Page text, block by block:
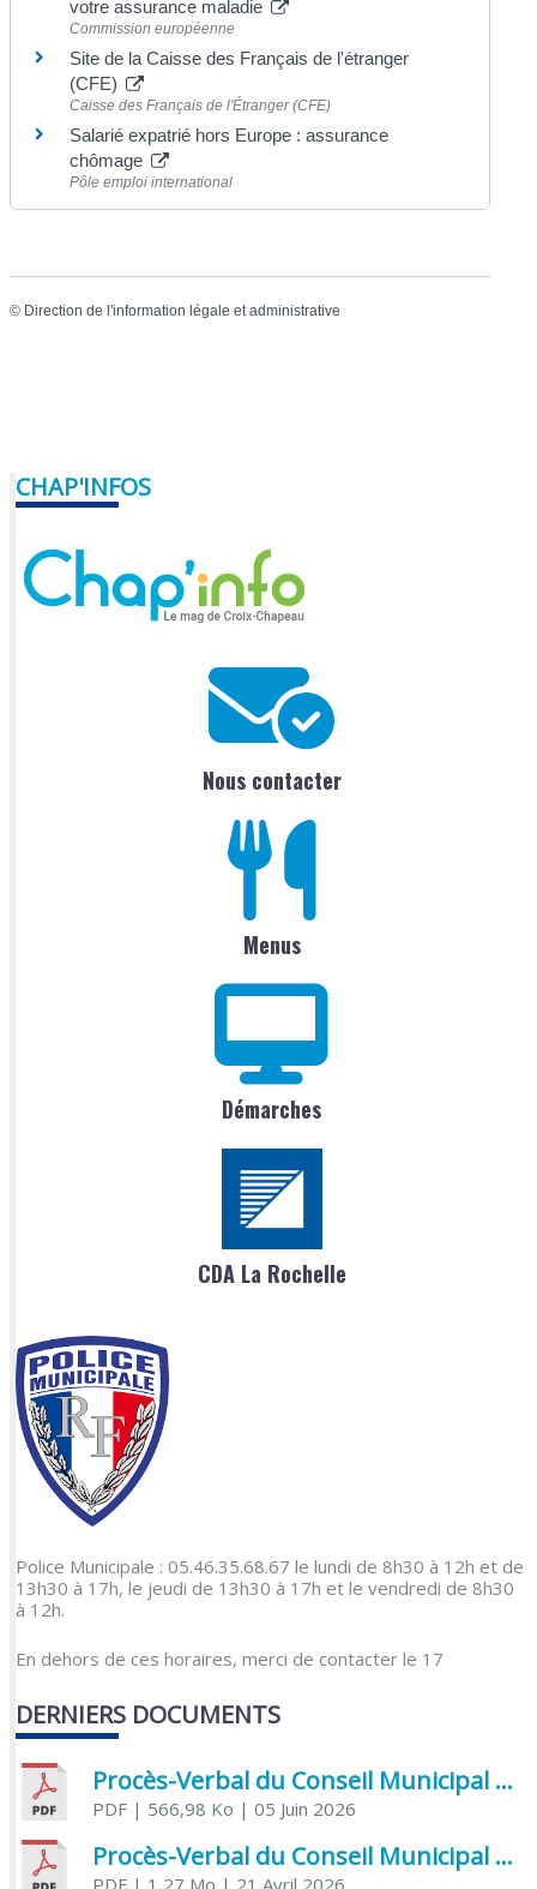
votre assurance maladie
Commission européenne
Site de la Caisse des Français de l'étranger
(CFE)
Caisse des Français de l'Étranger (CFE)
Salarié expatrié hors Europe : assurance
chômage
Pôle emploi international
© Direction de l'information légale et administrative
CHAP'INFOS
Nous contacter
Menus
Démarches
CDA La Rochelle
Police Municipale : 05.46.35.68.67 le lundi de 8h30 à 12h et de
13h30 à 17h, le jeudi de 13h30 à 17h et le vendredi de 8h30
à 12h.
En dehors de ces horaires, merci de contacter le 17
DERNIERS DOCUMENTS
Procès-Verbal du Conseil Municipal du 5 juin 2026
PDF| 566,98 Ko | 05 Juin 2026
Procès-Verbal du Conseil Municipal du 21 avril 2026